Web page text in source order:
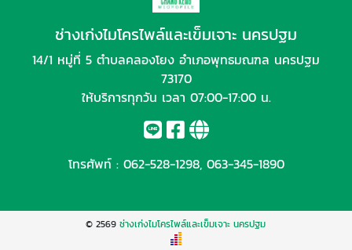
ช่างเก่งไมโครไพล์และเข็มเจาะ นครปฐม
14/1 หมู่ที่ 5 ตำบลคลองโยง อำเภอพุทธมณฑล นครปฐม
73170
ให้บริการทุกวัน เวลา 07:00-17:00 น.
โทรศัพท์ : 062-528-1298, 063-345-1890
© 2569ช่างเก่งไมโครไพล์และเข็มเจาะ นครปฐม